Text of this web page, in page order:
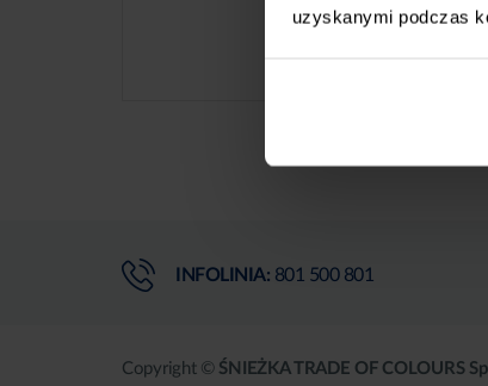
uzyskanymi podczas
INFOLINIA: 801 500 801
Copyright © ŚNIEŻKA TRADE OF COLOURS